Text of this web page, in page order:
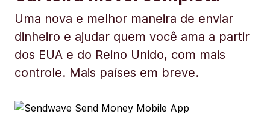
Uma nova e melhor maneira de enviar
dinheiro e ajudar quem você ama a partir
dos EUA e do Reino Unido, com mais
controle. Mais países em breve.